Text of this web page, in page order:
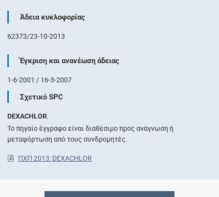
Άδεια κυκλοφορίας
62373/23-10-2013
Έγκριση και ανανέωση άδειας
1-6-2001 / 16-3-2007
Σχετικό SPC
DEXACHLOR.
Το πηγαίο έγγραφο είναι διαθέσιμο προς ανάγνωση ή
μεταφόρτωση από τους συνδρομητές.
ΠΧΠ 2013: DEXACHLOR